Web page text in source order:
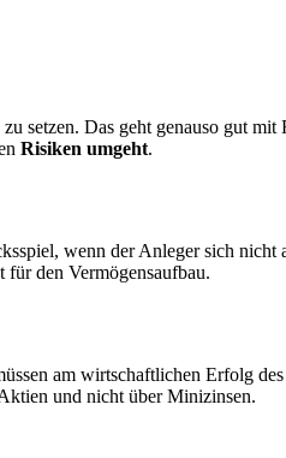
setzen. Das geht genauso gut
Risiken umgeht.
wenn der Anleger sich
den Vermögensaufbau.
am wirtschaftlichen Erfolg
und nicht über Minizinsen.